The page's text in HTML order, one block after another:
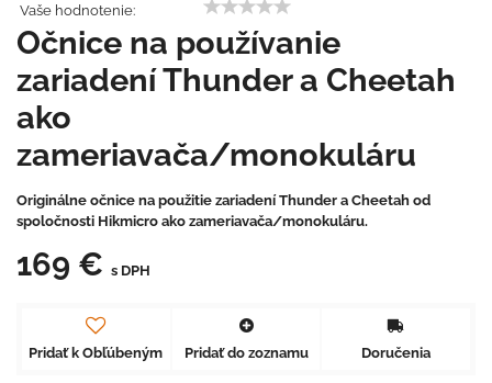
Vaše hodnotenie:
Očnice na používanie
zariadení Thunder a Cheetah
ako
zameriavača/monokuláru
Originálne očnice na použitie zariadení Thunder a Cheetah od
spoločnosti Hikmicro ako zameriavača/monokuláru.
169 € s DPH
Pridať k Obľúbeným Pridať do zoznamu Doručenia